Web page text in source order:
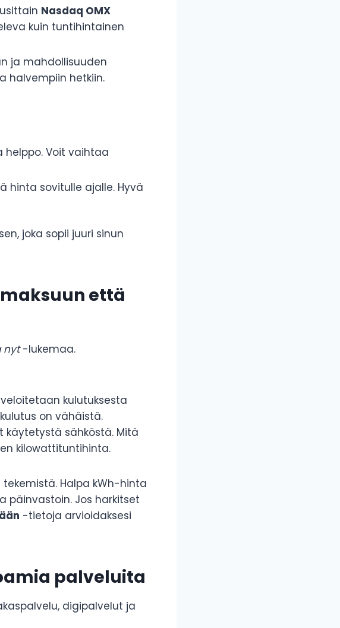
Nasdaq OMX
kuin tuntihintainen
ja mahdollisuuden
halvempiin hetkiin.
helppo. Voit vaihtaa
hinta sovitulle ajalle. Hyvä
joka sopii juuri sinun
että
nyt-lukemaa.
kulutuksesta
on vähäistä.
käytetystä sähköstä. Mitä
kilowattituntihinta.
Halpa kWh-hinta
päinvastoin. Jos harkitset
-tietoja arvioidaksesi
palveluita
digipalvelut ja